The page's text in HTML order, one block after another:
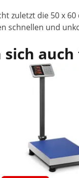
zuletzt die 50 x
schnellen und